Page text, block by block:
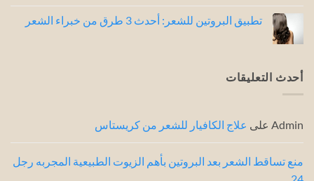
للشعر
تعليقات
على
تجنب
نصائح
تطبيق البروتين للشعر: أحدث 3 طرق من خبراء الشعر
تطبيق
البروتين
من
الشعر
أحدث التعليقات
Admin على علاج الكافيار للشعر من كريستاس
منع تساقط الشعر بعد البروتين بأهم الزيوت الطبيعية المجربه رجل